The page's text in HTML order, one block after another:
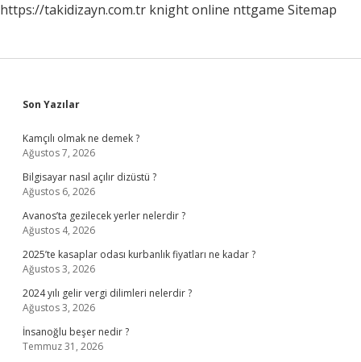
https://takidizayn.com.tr knight online nttgame Sitemap
Sidebar
Son Yazılar
Kamçılı olmak ne demek ?
Ağustos 7, 2026
Bilgisayar nasıl açılır dizüstü ?
Ağustos 6, 2026
Avanos’ta gezilecek yerler nelerdir ?
Ağustos 4, 2026
2025’te kasaplar odası kurbanlık fiyatları ne kadar ?
Ağustos 3, 2026
2024 yılı gelir vergi dilimleri nelerdir ?
Ağustos 3, 2026
İnsanoğlu beşer nedir ?
Temmuz 31, 2026